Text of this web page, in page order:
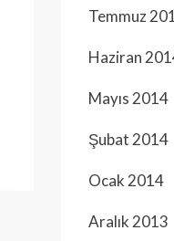
Temmuz
Haziran
Mayıs 2014
Şubat 2014
Ocak 2014
Aralık 2013